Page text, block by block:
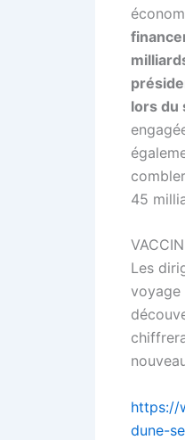
lors du
45
Les
voyage
https://
dune-